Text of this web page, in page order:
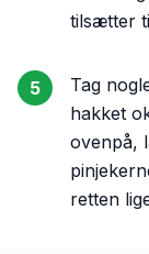
tilsætter
5
Tag
hakket
ovenpå,
retten